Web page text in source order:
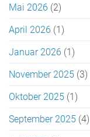
Mai 2026 (2)
April 2026 (1)
Januar 2026 (1)
November 2025 (3)
Oktober 2025 (1)
September 2025 (4)